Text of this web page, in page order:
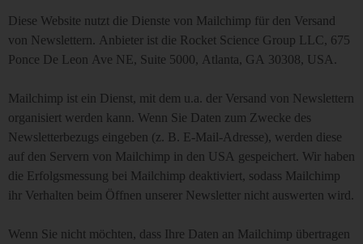
Diese Website nutzt die Dienste von Mailchimp für den Versand
von Newslettern. Anbieter ist die Rocket Science Group LLC, 675
Ponce De Leon Ave NE, Suite 5000, Atlanta, GA 30308, USA.
Mailchimp ist ein Dienst, mit dem u.a. der Versand von Newslettern
organisiert werden kann. Wenn Sie Daten zum Zwecke des
Newsletterbezugs eingeben (z. B. E-Mail-Adresse), werden diese
auf den Servern von Mailchimp in den USA gespeichert. Wir haben
die Erfolgsmessung bei Mailchimp deaktiviert, sodass Mailchimp
ihr Verhalten beim Öffnen unserer Newsletter nicht auswerten wird.
Wenn Sie nicht möchten, dass Ihre Daten an Mailchimp übertragen